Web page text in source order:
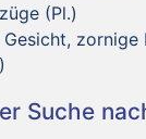
(Pl.)
zornige
Suche